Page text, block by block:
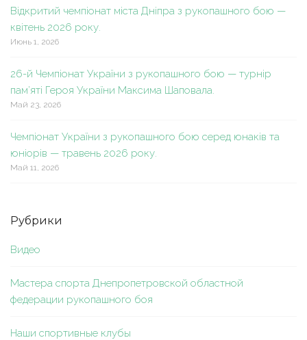
Відкритий чемпіонат міста Дніпра з рукопашного бою —
квітень 2026 року.
Июнь 1, 2026
26-й Чемпіонат України з рукопашного бою — турнір
пам’яті Героя України Максима Шаповала.
Май 23, 2026
Чемпіонат України з рукопашного бою серед юнаків та
юніорів — травень 2026 року.
Май 11, 2026
Рубрики
Видео
Мастера спорта Днепропетровской областной
федерации рукопашного боя
Наши спортивные клубы